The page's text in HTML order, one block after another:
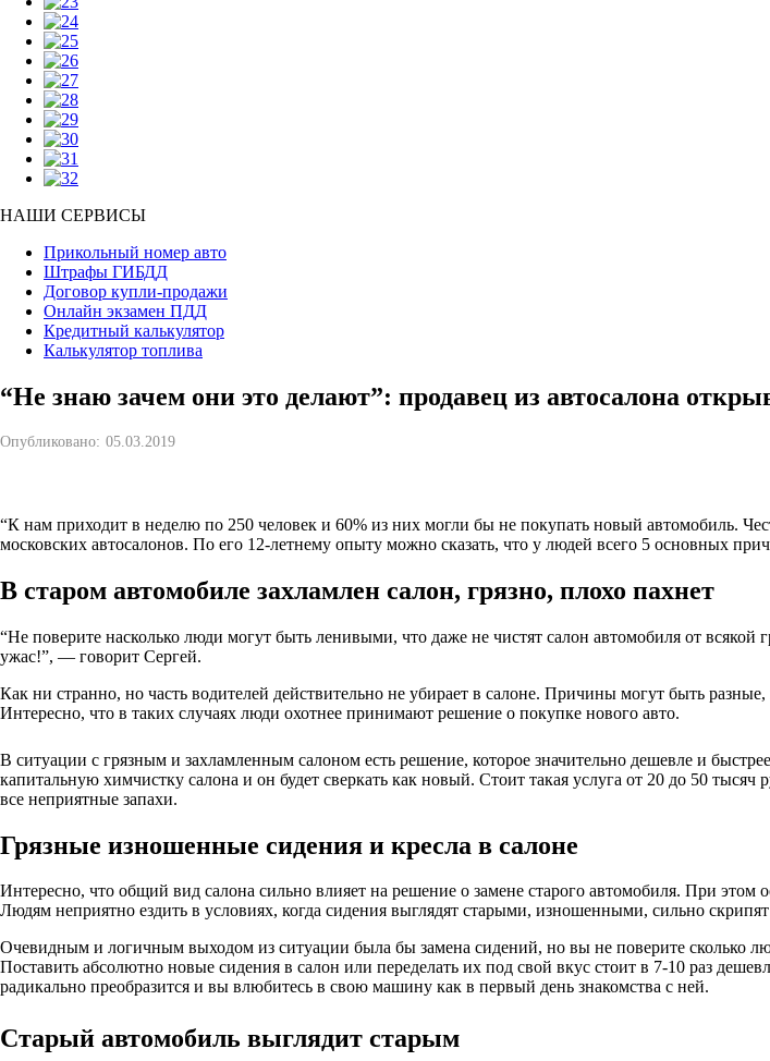
НАШИ СЕРВИСЫ
Прикольный номер авто
Штрафы ГИБДД
Договор купли-продажи
Онлайн экзамен ПДД
Кредитный калькулятор
Калькулятор топлива
“Не знаю зачем они это делают”: продавец из автосалона
Опубликовано: 05.03.2019
“К нам приходит в неделю по 250 человек и 60% из них могли бы не покупать новый автомобиль.
московских автосалонов. По его 12-летнему опыту можно сказать, что у людей всего 5 основных
В старом автомобиле захламлен салон, грязно, плохо пахнет
“Не поверите насколько люди могут быть ленивыми, что даже не чистят салон автомобиля от
ужас!”, — говорит Сергей.
Как ни странно, но часть водителей действительно не убирает в салоне. Причины могут быть
Интересно, что в таких случаях люди охотнее принимают решение о покупке нового авто.
В ситуации с грязным и захламленным салоном есть решение, которое значительно дешевле и
капитальную химчистку салона и он будет сверкать как новый. Стоит такая услуга от 20 до 50
все неприятные запахи.
Грязные изношенные сидения и кресла в салоне
Интересно, что общий вид салона сильно влияет на решение о замене старого автомобиля. При
Людям неприятно ездить в условиях, когда сидения выглядят старыми, изношенными, сильно
Очевидным и логичным выходом из ситуации была бы замена сидений, но вы не поверите сколько
Поставить абсолютно новые сидения в салон или переделать их под свой вкус стоит в 7-10 раз
радикально преобразится и вы влюбитесь в свою машину как в первый день знакомства с ней.
Старый автомобиль выглядит старым